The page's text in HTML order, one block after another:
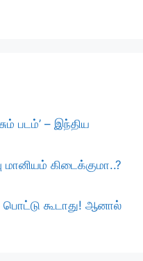
படம்’ – இந்திய
கிடைக்குமா..?
பொட்டு கூடாது! ஆனால்